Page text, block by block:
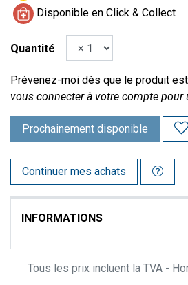
Disponible en Click & Collect
Quantité
Prévenez-moi dès que le produit
vous connecter à votre compte
Prochainement disponible
Continuer mes achats
INFORMATIONS
Tous les prix incluent la TVA -